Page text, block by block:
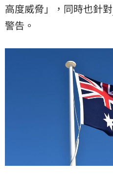
高度威脅」，同時也針對
警告。